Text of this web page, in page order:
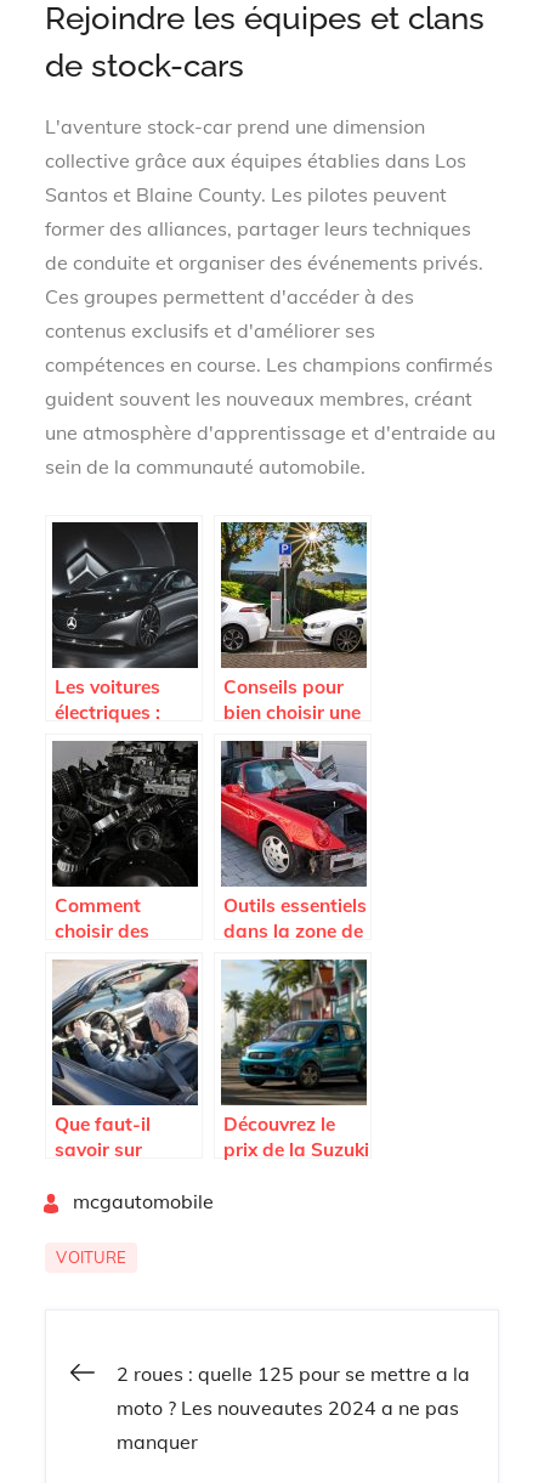
Rejoindre les équipes et clans
de stock-cars
L'aventure stock-car prend une dimension
collective grâce aux équipes établies dans Los
Santos et Blaine County. Les pilotes peuvent
former des alliances, partager leurs techniques
de conduite et organiser des événements privés.
Ces groupes permettent d'accéder à des
contenus exclusifs et d'améliorer ses
compétences en course. Les champions confirmés
guident souvent les nouveaux membres, créant
une atmosphère d'apprentissage et d'entraide au
sein de la communauté automobile.
Les voitures
électriques :
quelle avenir
ont-elles ?
Conseils pour
bien choisir une
voiture
électrique
Comment
choisir des
pièces
détachées pour
votre voiture ?
Outils essentiels
dans la zone de
peinture
Que faut-il
savoir sur
d’une voiture ?
Découvrez le
prix de la Suzuki
mcgautomobile
VOITURE
Navigation
de
2 roues : quelle 125 pour se mettre a la
moto ? Les nouveautes 2024 a ne pas
manquer